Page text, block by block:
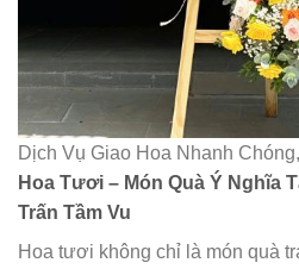
Dịch Vụ Giao Hoa Nhanh
Hoa Tươi – Món Quà Ý Nghĩa
Trấn Tầm Vu
Hoa tươi không chỉ là món quà